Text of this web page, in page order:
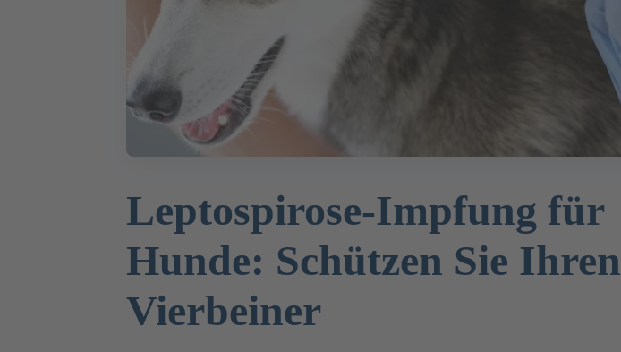
Leptospirose-Impfung für
Hunde: Schützen Sie Ihren
Vierbeiner